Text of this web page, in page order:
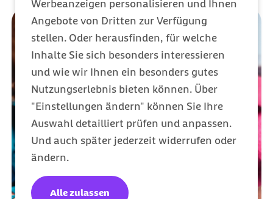
Werbeanzeigen personalisieren und Ihnen
Angebote von Dritten zur Verfügung
stellen. Oder herausfinden, für welche
Inhalte Sie sich besonders interessieren
und wie wir Ihnen ein besonders gutes
Nutzungserlebnis bieten können. Über
"Einstellungen ändern" können Sie Ihre
Auswahl detailliert prüfen und anpassen.
Und auch später jederzeit widerrufen oder
ändern.
Alle zulassen